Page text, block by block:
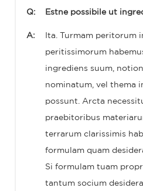
Q: Estne possibile ut
A: Ita. Turmam peritorum
peritissimorum
ingrediens suum,
nominatum, vel thema
possunt. Arcta
praebitoribus
terrarum clarissimis
formulam quam
Si formulam tuam
tantum socium